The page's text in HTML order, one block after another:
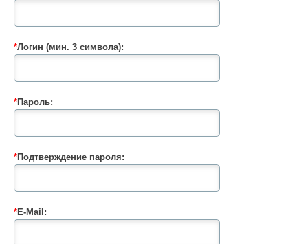
*Логин (мин. 3 символа):
*Пароль:
*Подтверждение пароля:
*E-Mail: